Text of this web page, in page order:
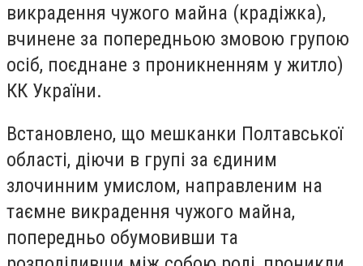
викрадення чужого майна (крадіжка),
вчинене за попередньою змовою групою
осіб, поєднане з проникненням у житло)
КК України.
Встановлено, що мешканки Полтавської
області, діючи в групі за єдиним
злочинним умислом, направленим на
таємне викрадення чужого майна,
попередньо обумовивши та